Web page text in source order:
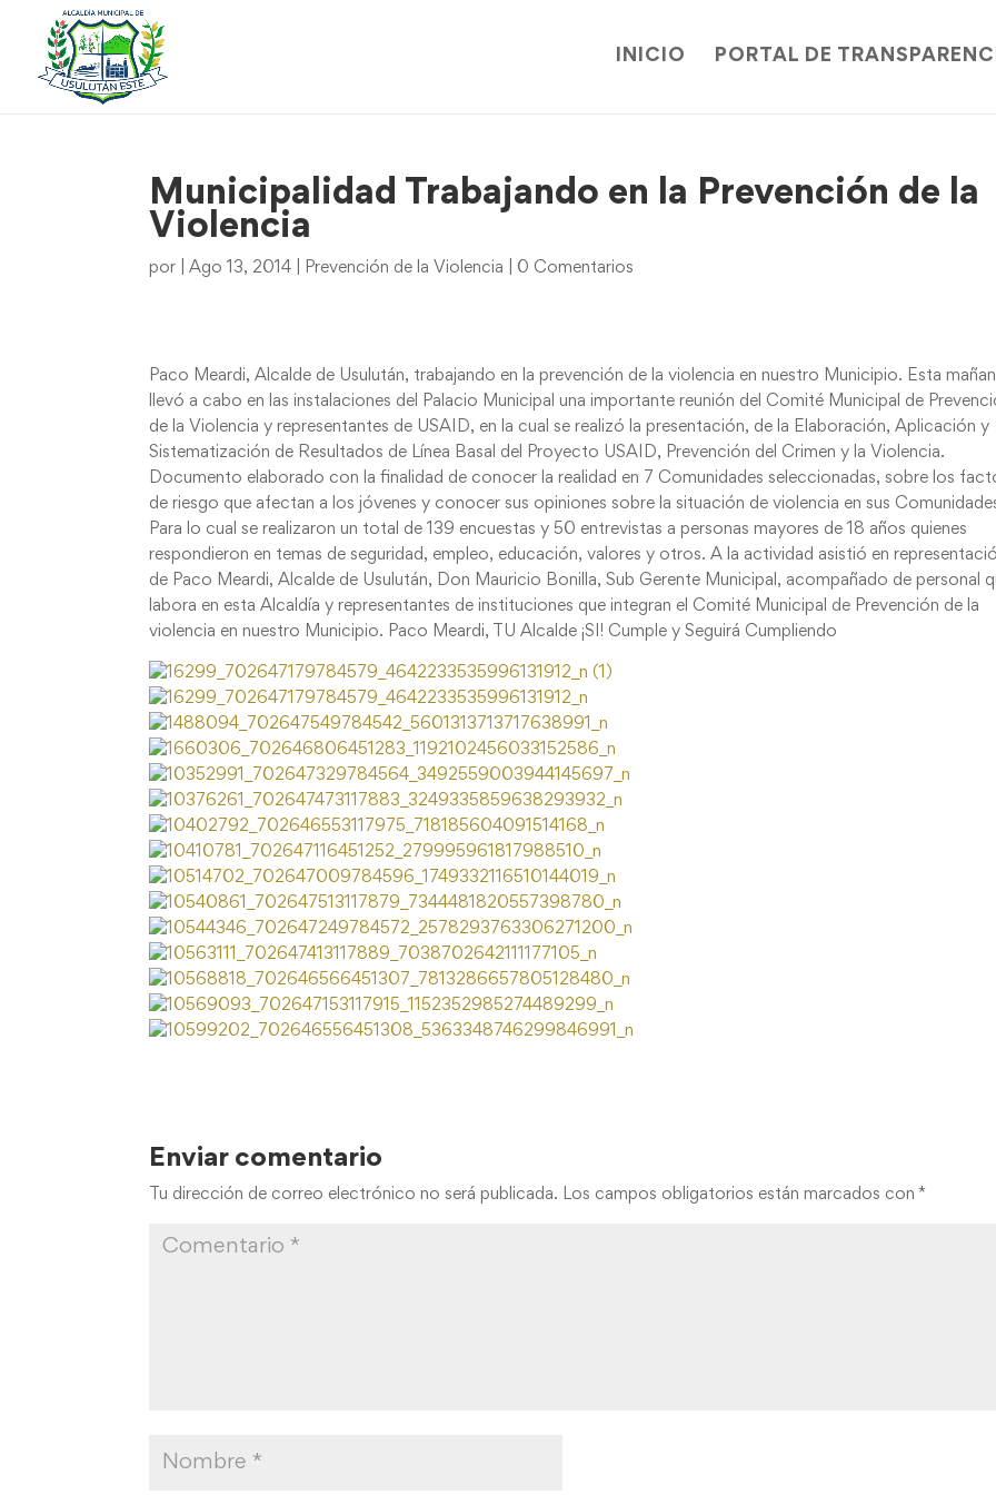
INICIO PORTAL DE
Municipalidad Trabajando en la Prevención de la
Violencia
por |Ago 13, 2014 Prevención de la Violencia 0 Comentarios
Paco Meardi, Alcalde de Usulután, trabajando en la prevención de la violencia en nuestro Municipio. Esta
llevó a cabo en las instalaciones del Palacio Municipal una importante reunión del Comité Municipal de
de la Violencia y representantes de USAID, en la cual se realizó la presentación, de la Elaboración, Aplicación y
Sistematización de Resultados de Línea Basal del Proyecto USAID, Prevención del Crimen y la Violencia.
Documento elaborado con la finalidad de conocer la realidad en 7 Comunidades seleccionadas, sobre los
de riesgo que afectan a los jóvenes y conocer sus opiniones sobre la situación de violencia en sus
Para lo cual se realizaron un total de 139 encuestas y 50 entrevistas a personas mayores de 18 años quienes
respondieron en temas de seguridad, empleo, educación, valores y otros. A la actividad asistió en
de Paco Meardi, Alcalde de Usulután, Don Mauricio Bonilla, Sub Gerente Municipal, acompañado de personal
labora en esta Alcaldía y representantes de instituciones que integran el Comité Municipal de Prevención de la
violencia en nuestro Municipio. Paco Meardi, TU Alcalde ¡SI! Cumple y Seguirá Cumpliendo
Enviar comentario
Tu dirección de correo electrónico no será publicada. Los campos obligatorios están marcados con *